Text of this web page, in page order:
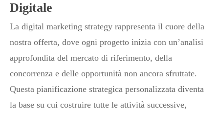
Digitale
La digital marketing strategy rappresenta il cuore della
nostra offerta, dove ogni progetto inizia con un’analisi
approfondita del mercato di riferimento, della
concorrenza e delle opportunità non ancora sfruttate.
Questa pianificazione strategica personalizzata diventa
la base su cui costruire tutte le attività successive,